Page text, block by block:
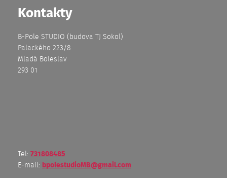
Kontakty
B-Pole STUDIO (budova TJ Sokol)
Palackého 223/8
Mladá Boleslav
293 01
Tel: 731808485
E-mail: bpolestudioMB@gmail.com